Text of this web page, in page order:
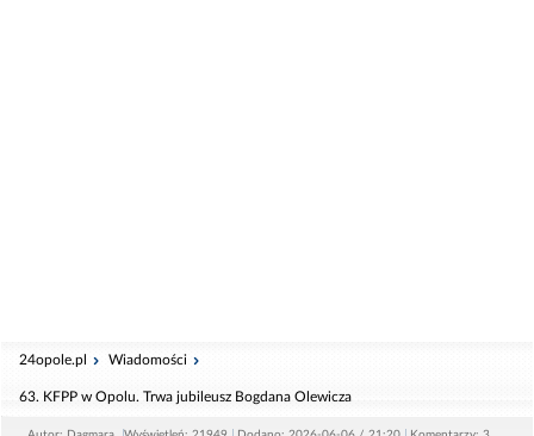
24opole.pl Wiadomości
63. KFPP w Opolu. Trwa jubileusz Bogdana Olewicza